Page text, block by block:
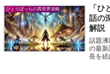
のフ
す...
ひとりぼっちの異世界攻略
「
話の
解説
話題沸
の最新
長を続